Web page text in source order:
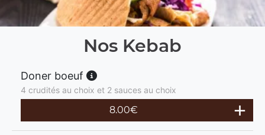
Nos Kebab
Doner boeuf
4 crudités au choix et 2 sauces au choix
8.00€